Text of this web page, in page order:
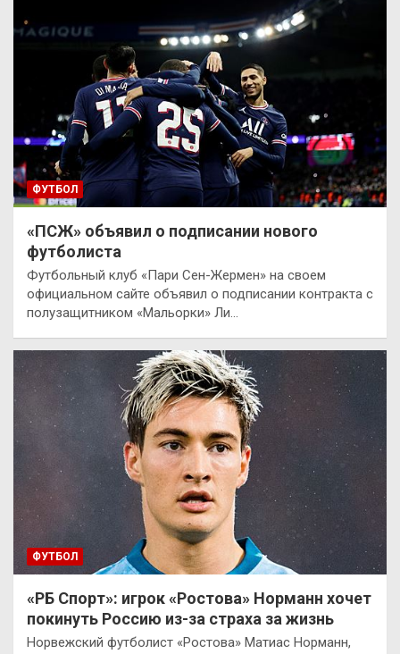
ФУТБОЛ
«ПСЖ» объявил о подписании нового
футболиста
Футбольный клуб «Пари Сен-Жермен» на своем
официальном сайте объявил о подписании контракта с
полузащитником «Мальорки» Ли…
ФУТБОЛ
«РБ Спорт»: игрок «Ростова» Норманн хочет
покинуть Россию из-за страха за жизнь
Норвежский футболист «Ростова» Матиас Норманн,